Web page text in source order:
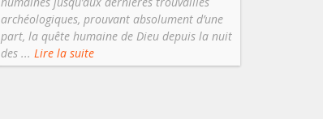
archéologiques, prouvant absolument d’une
part, la quête humaine de Dieu depuis la nuit
des ... Lire la suite